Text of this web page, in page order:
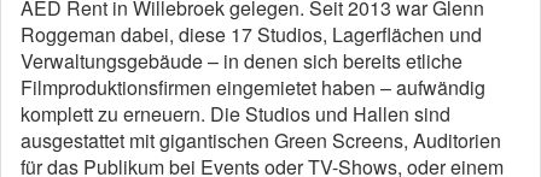
AED Rent in Willebroek gelegen. Seit 2013 war Glenn
Roggeman dabei, diese 17 Studios, Lagerflächen und
Verwaltungsgebäude – in denen sich bereits etliche
Filmproduktionsfirmen eingemietet haben – aufwändig
komplett zu erneuern. Die Studios und Hallen sind
ausgestattet mit gigantischen Green Screens, Auditorien
für das Publikum bei Events oder TV-Shows, oder einem